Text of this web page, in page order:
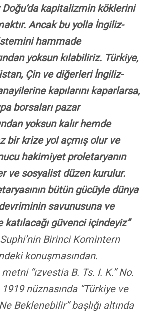
kapitalizmin köklerini
Ancak bu yolla İngiliz-
hammade
yoksun kılabiliriz. Türkiye,
Çin ve diğerleri İngiliz-
kapılarını kaparlarsa,
borsaları pazar
yoksun kalır hemde
bir krize yol açmış olur ve
hakimiyet proletaryanın
ve sosyalist düzen kurulur.
bütün gücüyle dünya
savunusuna ve
katılacağı güvenci içindeyiz”
Birinci Komintern
konuşmasından.
“ızvestia B. Ts. I. K.” No.
nüznasında “Türkiye ve
Beklenebilir” başlığı altında